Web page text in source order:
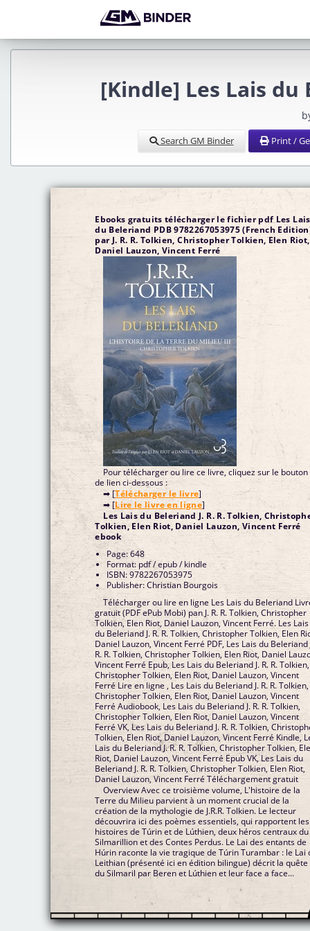
[Kindle] Les Lais
Search GM Binder Print /
Ebooks gratuits télécharger le fichier pdf Les Lais
du Beleriand PDB 9782267053975 (French
par J. R. R. Tolkien, Christopher Tolkien, Elen Riot,
Daniel Lauzon, Vincent Ferré
Pour télécharger ou lire ce livre, cliquez sur le bouton
de lien ci-dessous :
➡ [Télécharger le livre]
➡ [Lire le livre en ligne]
Les Lais du Beleriand J. R. R. Tolkien,
Tolkien, Elen Riot, Daniel Lauzon, Vincent Ferré
ebook
Page: 648
Format: pdf / epub / kindle
ISBN: 9782267053975
Publisher: Christian Bourgois
Télécharger ou lire en ligne Les Lais du Beleriand
gratuit (PDF ePub Mobi) pan J. R. R. Tolkien, Christopher
Tolkien, Elen Riot, Daniel Lauzon, Vincent Ferré. Les Lais
du Beleriand J. R. R. Tolkien, Christopher Tolkien, Elen
Daniel Lauzon, Vincent Ferré PDF, Les Lais du Beleriand
R. R. Tolkien, Christopher Tolkien, Elen Riot, Daniel
Vincent Ferré Epub, Les Lais du Beleriand J. R. R. Tolkien,
Christopher Tolkien, Elen Riot, Daniel Lauzon, Vincent
Ferré Lire en ligne , Les Lais du Beleriand J. R. R. Tolkien,
Christopher Tolkien, Elen Riot, Daniel Lauzon, Vincent
Ferré Audiobook, Les Lais du Beleriand J. R. R. Tolkien,
Christopher Tolkien, Elen Riot, Daniel Lauzon, Vincent
Ferré VK, Les Lais du Beleriand J. R. R. Tolkien,
Tolkien, Elen Riot, Daniel Lauzon, Vincent Ferré Kindle,
Lais du Beleriand J. R. R. Tolkien, Christopher Tolkien,
Riot, Daniel Lauzon, Vincent Ferré Epub VK, Les Lais du
Beleriand J. R. R. Tolkien, Christopher Tolkien, Elen Riot,
Daniel Lauzon, Vincent Ferré Téléchargement gratuit
Overview Avec ce troisième volume, L'histoire de la
Terre du Milieu parvient à un moment crucial de la
création de la mythologie de J.R.R. Tolkien. Le lecteur
découvrira ici des poèmes essentiels, qui rapportent les
histoires de Túrin et de Lúthien, deux héros centraux du
Silmarillion et des Contes Perdus. Le Lai des entants de
Húrin raconte la vie tragique de Túrin Turambar : le Lai
Leithian (présenté ici en édition bilingue) décrit la quête
du Silmaril par Beren et Lúthien et leur face a face...